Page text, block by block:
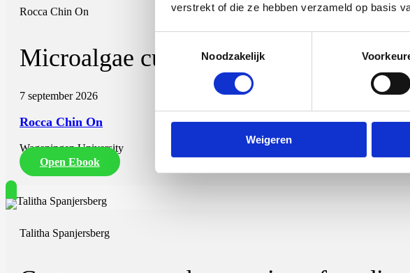
verstrekt of die ze hebben verzameld op basis
Noodzakelijk
Weigeren
Rocca Chin On
Microalgae cultivation at low latitudes
7 september 2026
Rocca Chin On
Wageningen University
Open Ebook
Talitha Spanjersberg